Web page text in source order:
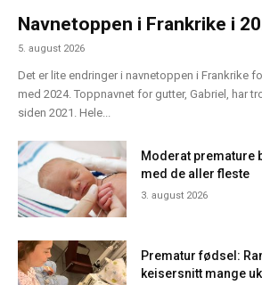
Navnetoppen i Frankrike i
5. august 2026
Det er lite endringer i navnetoppen i Frankrike
med 2024. Toppnavnet for gutter, Gabriel, har
siden 2021. Hele...
Moderat premature
med de aller fleste
3. august 2026
Prematur fødsel:
keisersnitt mange